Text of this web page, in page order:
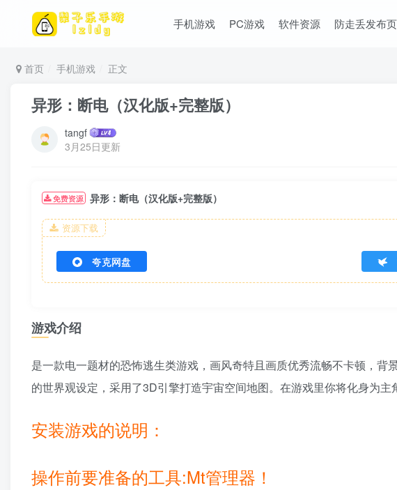
手机游戏 PC游戏 软件资源 防走丢发布页
首页 手机游戏 正文
异形：断电（汉化版+完整版）
tangf
3月25日更新
免费资源 异形：断电（汉化版+完整版）
资源下载
夸克网盘
游戏介绍
是一款电一题材的恐怖逃生类游戏，画风奇特且画质优秀流畅不卡顿，
的世界观设定，采用了3D引擎打造宇宙空间地图。在游戏里你将化身为主
安装游戏的说明：
操作前要准备的工具:Mt管理器！